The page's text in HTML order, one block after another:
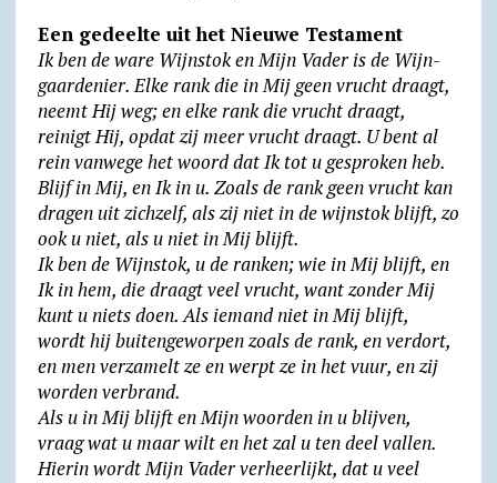
Een gedeelte uit het Nieuwe Testament
Ik ben de ware Wijnstok en Mijn Vader is de Wijn­
gaar­de­nier. Elke rank die in Mij geen vrucht draagt,
neemt Hij weg; en elke rank die vrucht draagt,
reinigt Hij, opdat zij meer vrucht draagt. U bent al
rein vanwege het woord dat Ik tot u gesproken heb.
Blijf in Mij, en Ik in u. Zoals de rank geen vrucht kan
dragen uit zichzelf, als zij niet in de wijnstok blijft, zo
ook u niet, als u niet in Mij blijft.
Ik ben de Wijnstok, u de ranken; wie in Mij blijft, en
Ik in hem, die draagt veel vrucht, want zonder Mij
kunt u niets doen. Als iemand niet in Mij blijft,
wordt hij buiten­ge­wor­pen zoals de rank, en verdort,
en men verzamelt ze en werpt ze in het vuur, en zij
worden verbrand.
Als u in Mij blijft en Mijn woorden in u blijven,
vraag wat u maar wilt en het zal u ten deel vallen.
Hierin wordt Mijn Vader verheerlijkt, dat u veel